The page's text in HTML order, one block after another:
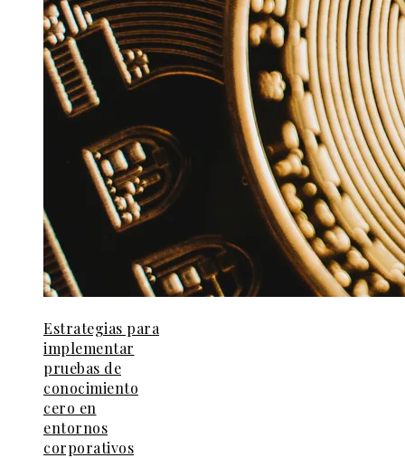
Estrategias para
implementar
pruebas de
conocimiento
cero en
entornos
corporativos